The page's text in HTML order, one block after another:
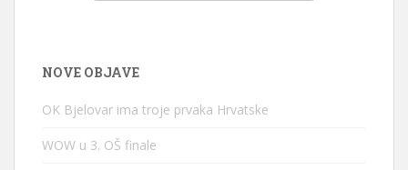
NOVE OBJAVE
OK Bjelovar ima troje prvaka Hrvatske
WOW u 3. OŠ finale